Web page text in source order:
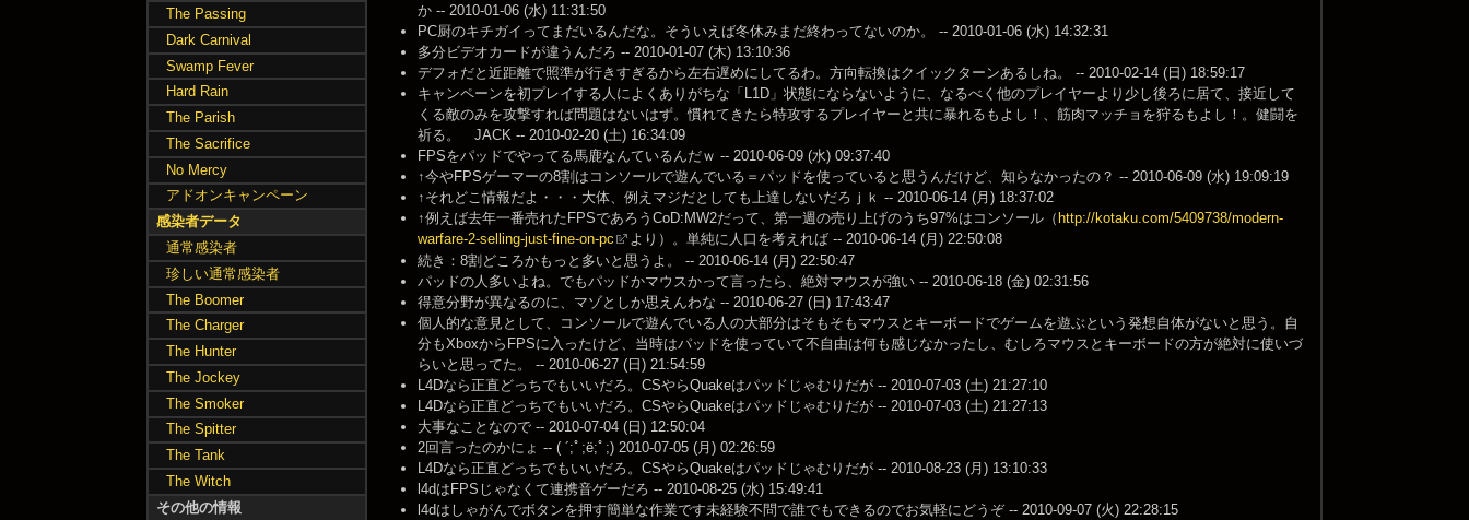
か -- 2010-01-06 (水) 11:31:50
PC厨のキチガイってまだいるんだな。そういえば冬休みまだ終わってないのか。 -- 2010-01-06 (水) 14:32:31
多分ビデオカードが違うんだろ -- 2010-01-07 (木) 13:10:36
デフォだと近距離で照準が行きすぎるから左右遅めにしてるわ。方向転換はクイックターンあるしね。 -- 2010-02-14 (日) 18:59:17
キャンペーンを初プレイする人によくありがちな「L1D」状態にならないように、なるべく他のプレイヤーより少し後ろに居て、接近して
くる敵のみを攻撃すれば問題はないはず。慣れてきたら特攻するプレイヤーと共に暴れるもよし！、筋肉マッチョを狩るもよし！。健闘を
祈る。 JACK -- 2010-02-20 (土) 16:34:09
FPSをパッドでやってる馬鹿なんているんだｗ -- 2010-06-09 (水) 09:37:40
↑今やFPSゲーマーの8割はコンソールで遊んでいる＝パッドを使っていると思うんだけど、知らなかったの？ -- 2010-06-09 (水) 19:09:19
↑それどこ情報だよ・・・大体、例えマジだとしても上達しないだろｊｋ -- 2010-06-14 (月) 18:37:02
↑例えば去年一番売れたFPSであろうCoD:MW2だって、第一週の売り上げのうち97%はコンソール（ http://kotaku.com/5409738/modern-
warfare-2-selling-just-fine-on-pc
より）。単純に人口を考えれば -- 2010-06-14 (月) 22:50:08
続き：8割どころかもっと多いと思うよ。 -- 2010-06-14 (月) 22:50:47
パッドの人多いよね。でもパッドかマウスかって言ったら、絶対マウスが強い -- 2010-06-18 (金) 02:31:56
得意分野が異なるのに、マゾとしか思えんわな -- 2010-06-27 (日) 17:43:47
個人的な意見として、コンソールで遊んでいる人の大部分はそもそもマウスとキーボードでゲームを遊ぶという発想自体がないと思う。自
分もXboxからFPSに入ったけど、当時はパッドを使っていて不自由は何も感じなかったし、むしろマウスとキーボードの方が絶対に使いづ
らいと思ってた。 -- 2010-06-27 (日) 21:54:59
L4Dなら正直どっちでもいいだろ。CSやらQuakeはパッドじゃむりだが -- 2010-07-03 (土) 21:27:10
L4Dなら正直どっちでもいいだろ。CSやらQuakeはパッドじゃむりだが -- 2010-07-03 (土) 21:27:13
大事なことなので -- 2010-07-04 (日) 12:50:04
2回言ったのかにょ -- ( ´;ﾟ;ё;ﾟ;) 2010-07-05 (月) 02:26:59
L4Dなら正直どっちでもいいだろ。CSやらQuakeはパッドじゃむりだが -- 2010-08-23 (月) 13:10:33
l4dはFPSじゃなくて連携音ゲーだろ -- 2010-08-25 (水) 15:49:41
l4dはしゃがんでボタンを押す簡単な作業です未経験不問で誰でもできるのでお気軽にどうぞ -- 2010-09-07 (火) 22:28:15
The Passing
Dark Carnival
Swamp Fever
Hard Rain
The Parish
The Sacrifice
No Mercy
アドオンキャンペーン
感染者データ
通常感染者
珍しい通常感染者
The Boomer
The Charger
The Hunter
The Jockey
The Smoker
The Spitter
The Tank
The Witch
その他の情報